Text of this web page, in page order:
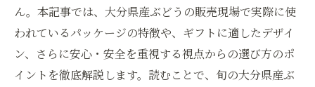
ん。本記事では、大分県産ぶどうの販売現場で実際に使
われているパッケージの特徴や、ギフトに適したデザイ
ン、さらに安心・安全を重視する視点からの選び方のポ
イントを徹底解説します。読むことで、旬の大分県産ぶ